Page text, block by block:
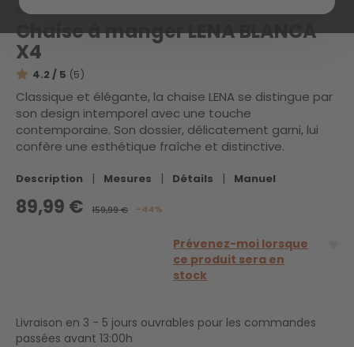
galleryRéférence :
Chaise à manger LENA BLANCA
X4
4.2 / 5 (5)
Classique et élégante, la chaise LENA se distingue par
son design intemporel avec une touche
contemporaine. Son dossier, délicatement garni, lui
confère une esthétique fraîche et distinctive.
Description | Mesures | Détails | Manuel
89,99 € 159,99 € -44%
Prévenez-moi lorsque
ce produit sera en
stock
Livraison en 3 - 5 jours ouvrables pour les commandes
passées avant 13:00h